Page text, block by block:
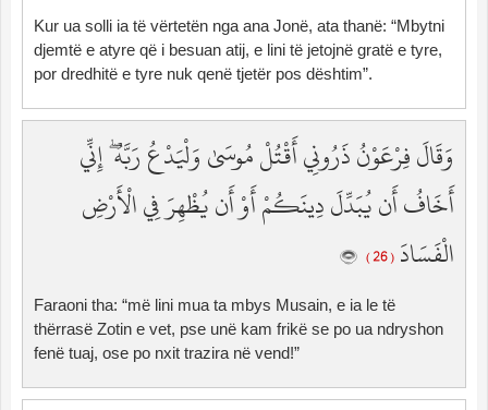
Kur ua solli ia të vërtetën nga ana Jonë, ata thanë: “Mbytni
djemtë e atyre që i besuan atij, e lini të jetojnë gratë e tyre,
por dredhitë e tyre nuk qenë tjetër pos dështim”.
وَقَالَ فِرْعَوْنُ ذَرُونِي أَقْتُلْ مُوسَىٰ وَلْيَدْعُ رَبَّهُ ۖ إِنِّي
أَخَافُ أَن يُبَدِّلَ دِينَكُمْ أَوْ أَن يُظْهِرَ فِي الْأَرْضِ
الْفَسَادَ ( 26 )
Faraoni tha: “më lini mua ta mbys Musain, e ia le të
thërrasë Zotin e vet, pse unë kam frikë se po ua ndryshon
fenë tuaj, ose po nxit trazira në vend!”